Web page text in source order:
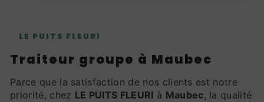
LE PUITS FLEURI
traiteur groupe à Maubec
Parce que la satisfaction de nos clients est notre
priorité, chez LE PUITS FLEURI à Maubec, la qualité